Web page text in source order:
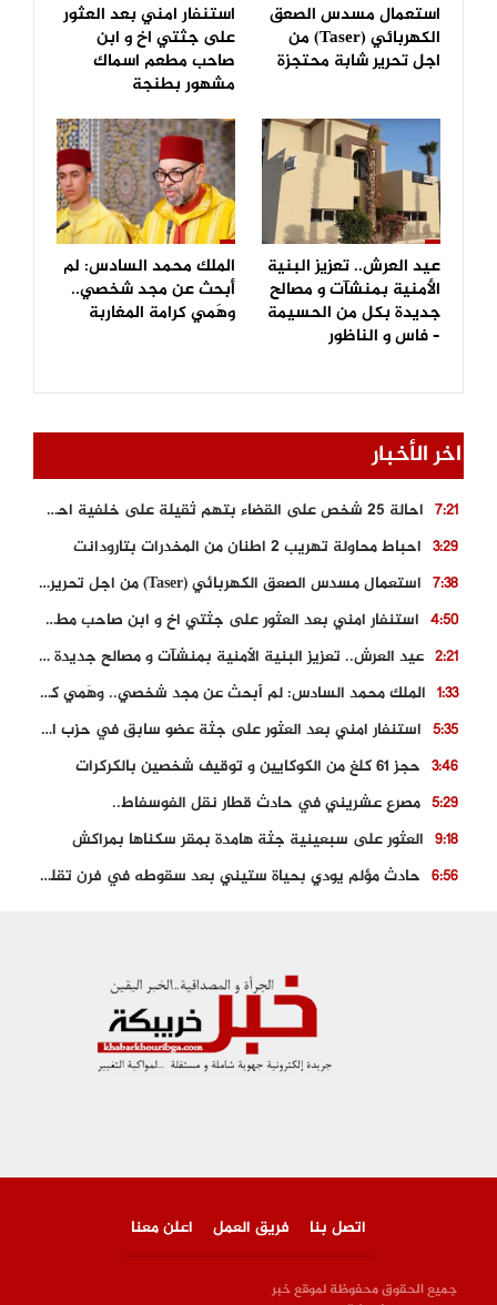
استعمال مسدس الصعق
الكهربائي (Taser) من
اجل تحرير شابة محتجزة
استنفار امني بعد العثور
على جثتي اخ و ابن
صاحب مطعم اسماك
مشهور بطنجة
عيد العرش.. تعزيز البنية
الأمنية بمنشآت و مصالح
جديدة بكل من الحسيمة
– فاس و الناظور
الملك محمد السادس: لم
أبحث عن مجد شخصي..
وهَمي كرامة المغاربة
اخر الأخبار
7:21
احالة 25 شخص على القضاء بتهم ثقيلة على خلفية احداث المناطق الشمالية
3:29 احباط محاولة تهريب 2 اطنان من المخدرات بتارودانت
7:38
استعمال مسدس الصعق الكهربائي (Taser) من اجل تحرير شابة محتجزة
4:50
استنفار امني بعد العثور على جثتي اخ و ابن صاحب مطعم اسماك مشهور بطنجة
2:21
عيد العرش.. تعزيز البنية الأمنية بمنشآت و مصالح جديدة بكل من الحسيمة – فاس و الناظور
1:33
الملك محمد السادس: لم أبحث عن مجد شخصي.. وهَمي كرامة المغاربة
5:35
استنفار امني بعد العثور على جثة عضو سابق في حزب المصباح بالقنيطرة..
3:46 حجز 61 كلغ من الكوكايين و توقيف شخصين بالكركرات
5:29 مصرع عشريني في حادث قطار نقل الفوسفاط..
9:18 العثور على سبعينية جثة هامدة بمقر سكناها بمراكش
6:56
حادث مؤلم يودي بحياة ستيني بعد سقوطه في فرن تقليدي “للجير”
اتصل بنا فريق العمل اعلن معنا
جميع الحقوق محفوظة لموقع خبر